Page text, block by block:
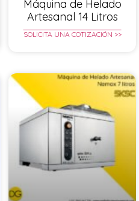
Máquina de Helado
Artesanal 14 Litros
SOLICITA UNA COTIZACIÓN >>